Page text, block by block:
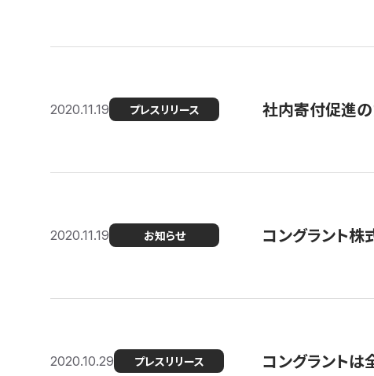
2020.11.19 プレスリリース 社内寄付促進の
2020.11.19 お知らせ コングラント
2020.10.29 プレスリリース コングラント